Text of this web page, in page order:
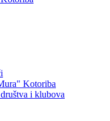
Kotoriba
i klubova